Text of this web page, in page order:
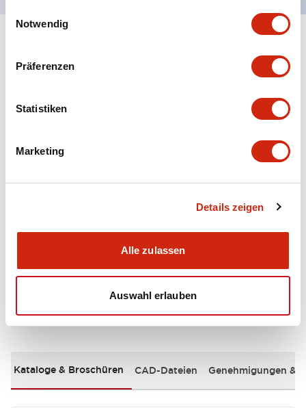
Notwendig
Präferenzen
Statistiken
Marketing
Details zeigen
Alle zulassen
Auswahl erlauben
Electrical Specifications (rated illuminated
Dokumente und Dateien
Kataloge & Broschüren CAD-Dateien Genehmigungen &